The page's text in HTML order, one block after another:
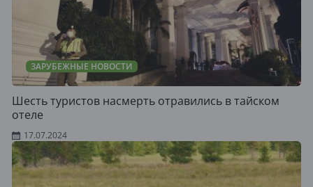
ЗАРУБЕЖНЫЕ НОВОСТИ
Шесть туристов насмерть отравились в тайском
отеле
17.07.2024